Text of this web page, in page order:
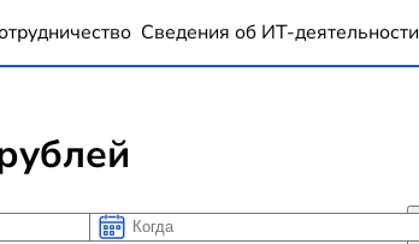
Сведения об ИТ-деятельности
Когда
Когда